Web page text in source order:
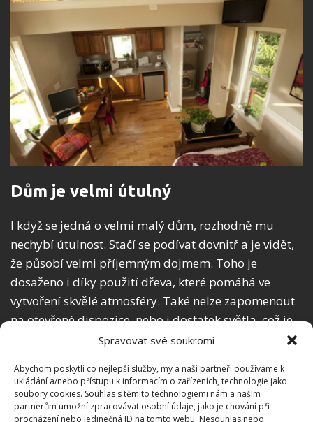
Spravovat své soukromí
Abychom poskytli co nejlepší služby, my a naši partneři používáme k
ukládání a/nebo přístupu k informacím o zařízeních, technologie jako
soubory cookies. Souhlas s těmito technologiemi nám a našim
partnerům umožní zpracovávat osobní údaje, jako je chování při
procházení nebo jedinečná ID na tomto webu. Nesouhlas nebo
Dům je velmi útulný
I když se jedná o velmi malý dům, rozhodně mu
nechybí útulnost. Stačí se podívat dovnitř a je vidět,
že působí velmi příjemným dojmem. Toho je
dosaženo i díky použití dřeva, které pomáhá ve
vytvoření skvělé atmosféry. Také nelze zapomenout
na otevřené dispozice, nebo i dostatek světla, což je
další velké plus této nemovitosti.